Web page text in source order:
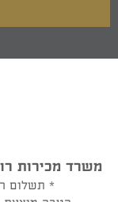
משרד מכירות רובע 1 - פיק 1
* תשלום